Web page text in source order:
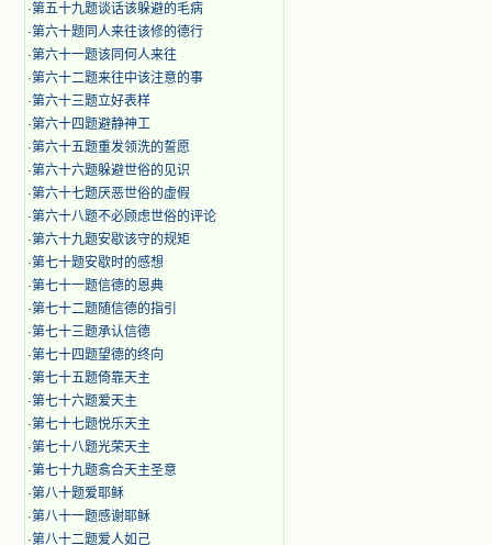
·第五十九题谈话该躲避的毛病
·第六十题同人来往该修的德行
·第六十一题该同何人来往
·第六十二题来往中该注意的事
·第六十三题立好表样
·第六十四题避静神工
·第六十五题重发领洗的誓愿
·第六十六题躲避世俗的见识
·第六十七题厌恶世俗的虚假
·第六十八题不必顾虑世俗的评论
·第六十九题安歇该守的规矩
·第七十题安歇时的感想
·第七十一题信德的恩典
·第七十二题随信德的指引
·第七十三题承认信德
·第七十四题望德的终向
·第七十五题倚靠天主
·第七十六题爱天主
·第七十七题悦乐天主
·第七十八题光荣天主
·第七十九题翕合天主圣意
·第八十题爱耶稣
·第八十一题感谢耶稣
·第八十二题爱人如己